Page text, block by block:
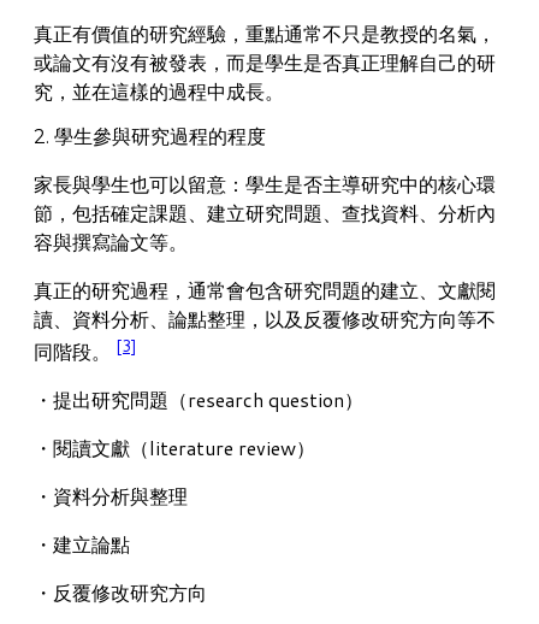
真正有價值的研究經驗，重點通常不只是教授的名氣，
或論文有沒有被發表，而是學生是否真正理解自己的研
究，並在這樣的過程中成長。
2. 學生參與研究過程的程度
家長與學生也可以留意：學生是否主導研究中的核心環
節，包括確定課題、建立研究問題、查找資料、分析內
容與撰寫論文等。
真正的研究過程，通常會包含研究問題的建立、文獻閱
讀、資料分析、論點整理，以及反覆修改研究方向等不
同階段。
[3]
・提出研究問題（research question）
・閱讀文獻（literature review）
・資料分析與整理
・建立論點
・反覆修改研究方向